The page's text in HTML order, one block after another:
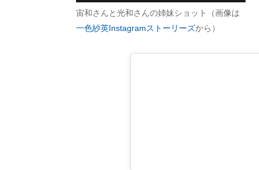
宙和さんと光和さんの姉妹ショット（画像は
一色紗英Instagramストーリーズから）